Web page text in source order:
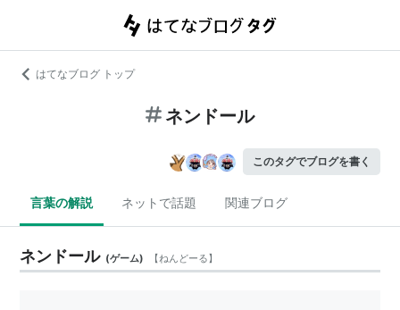
はてなブログ トップ
ネンドール
このタグでブログを書く
言葉の解説 ネットで話題 関連ブログ
ネンドール (ゲーム) 【ねんどーる】